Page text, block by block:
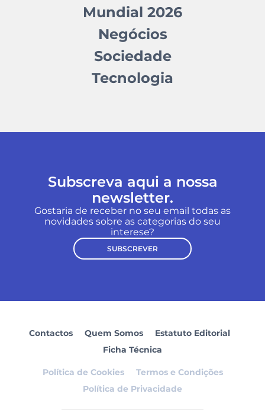
Mundial 2026
Negócios
Sociedade
Tecnologia
Subscreva aqui a nossa
newsletter.
Gostaria de receber no seu email todas as
novidades sobre as categorias do seu
interese?
SUBSCREVER
Contactos Quem Somos
Estatuto Editorial
Ficha Técnica
Política de Cookies
Termos e Condições
Política de Privacidade